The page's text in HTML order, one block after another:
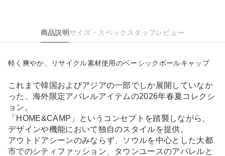
商品説明サイズ・スペック スタッフレビュー
軽く爽やか、リサイクル素材使用のベーシックボールキャップ
これまで韓国およびアジアの一部でしか展開していなか
った、海外限定アパレルアイテムの2026年春夏コレクシ
ョン。
「HOME&CAMP」というコンセプトを踏襲しながら、
デザインや機能において独自のスタイルを提供。
アウトドアシーンのみならず、ソウルを中心とした大都
市でのシティファッション、タウンユースのアパレルと